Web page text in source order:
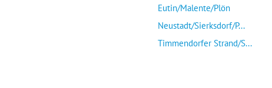
Eutin/Malente/Plön
Neustadt/Sierksdorf/P...
Timmendorfer Strand/S...